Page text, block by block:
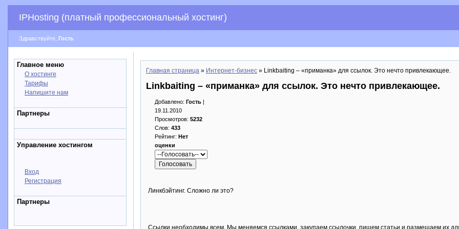
IPHosting (платный профессиональный хостинг)
Здравствуйте, Гость
Главное меню
О хостинге
Тарифы
Напишите нам
Партнеры
Управление хостингом
Вход
Регистрация
Партнеры
Главная страница » Интернет-бизнес » Linkbaiting – «приманка» для ссылок. Это нечто привлекающее.
Linkbaiting – «приманка» для ссылок. Это нечто привлекающее.
Добавлено: Гость |
19.11.2010
Просмотров: 5232
Слов: 433
Рейтинг: Нет
оценки
Линкбэйтинг. Сложно ли это?
Ссылки необходимы всем. Мы меняемся ссылками, закупаем ссылочки, пишем статьи и размещаем их